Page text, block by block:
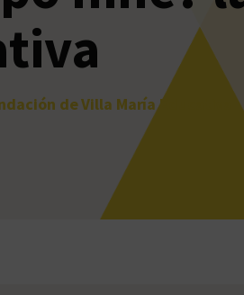
de Villa María Educativa